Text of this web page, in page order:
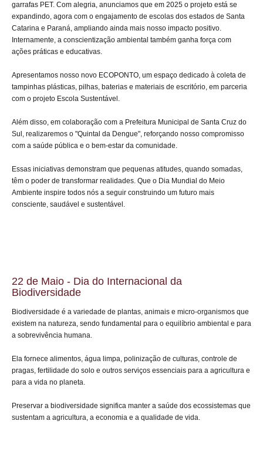
garrafas PET. Com alegria, anunciamos que em 2025 o projeto está se
expandindo, agora com o engajamento de escolas dos estados de Santa
Catarina e Paraná, ampliando ainda mais nosso impacto positivo.
Internamente, a conscientização ambiental também ganha força com
ações práticas e educativas.
Apresentamos nosso novo ECOPONTO, um espaço dedicado à coleta de
tampinhas plásticas, pilhas, baterias e materiais de escritório, em parceria
com o projeto Escola Sustentável.
Além disso, em colaboração com a Prefeitura Municipal de Santa Cruz do
Sul, realizaremos o "Quintal da Dengue", reforçando nosso compromisso
com a saúde pública e o bem-estar da comunidade.
Essas iniciativas demonstram que pequenas atitudes, quando somadas,
têm o poder de transformar realidades. Que o Dia Mundial do Meio
Ambiente inspire todos nós a seguir construindo um futuro mais
consciente, saudável e sustentável.
22 de Maio - Dia do Internacional da
Biodiversidade
Biodiversidade é a variedade de plantas, animais e micro-organismos que
existem na natureza, sendo fundamental para o equilíbrio ambiental e para
a sobrevivência humana.
Ela fornece alimentos, água limpa, polinização de culturas, controle de
pragas, fertilidade do solo e outros serviços essenciais para a agricultura e
para a vida no planeta.
Preservar a biodiversidade significa manter a saúde dos ecossistemas que
sustentam a agricultura, a economia e a qualidade de vida.